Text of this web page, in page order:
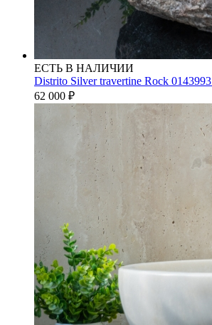
ЕСТЬ В НАЛИЧИИ
Distrito Silver travertine Rock
62 000 ₽